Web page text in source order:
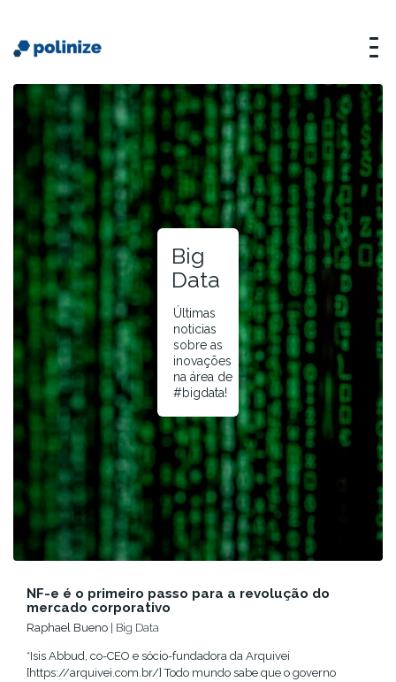
Big
Data
Últimas
noticias
sobre as
inovações
na área de
#bigdata!
NF-e é o primeiro passo para a revolução do
mercado corporativo
Raphael Bueno | Big Data
*Isis Abbud, co-CEO e sócio-fundadora da Arquivei
[https://arquivei.com.br/] Todo mundo sabe que o governo